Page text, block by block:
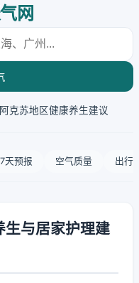
网
阿克苏地区健康养生建议
7天预报 空气质量 出行
生与居家护理建